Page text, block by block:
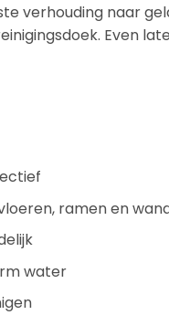
verhouding naar
Even
ramen en
water